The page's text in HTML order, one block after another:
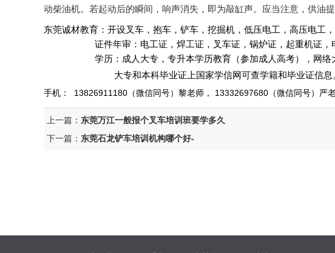
动柴油机。若起动后的瞬间，响声消失，即为敲缸声。应当注意，供油
东莞诚材教育：开设叉车，抱车，铲车，挖掘机，低压电工，高压电工
证件年审：电工证，焊工证，叉车证，锅炉证，起重机证，电
学历：成人大专，专升本学历教育 （参加成人高考），网
大专和本科毕业证上国家学信网可查学籍和毕业证信息
手机： 13826911180（微信同号）黎老师， 13332697680 （微信同号）严
上一篇： 东莞万江一般报个叉车培训班要学多久
下一篇： 东莞石龙铲车培训机构哪个好-